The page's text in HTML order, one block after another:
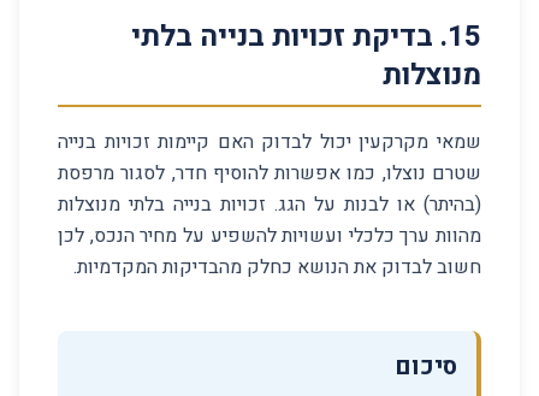
15
. בדיקת זכויות בנייה בלתי
מנוצלות
שמאי מקרקעין יכול לבדוק האם קיימות זכויות בנייה
שטרם נוצלו, כמו אפשרות להוסיף חדר, לסגור מרפסת
(בהיתר) או לבנות על הגג. זכויות בנייה בלתי מנוצלות
מהוות ערך כלכלי ועשויות להשפיע על מחיר הנכס, לכן
חשוב לבדוק את הנושא כחלק מהבדיקות המקדמיות.
סיכום